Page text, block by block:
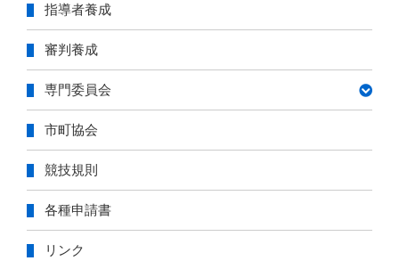
指導者養成
審判養成
専門委員会
市町協会
競技規則
各種申請書
リンク